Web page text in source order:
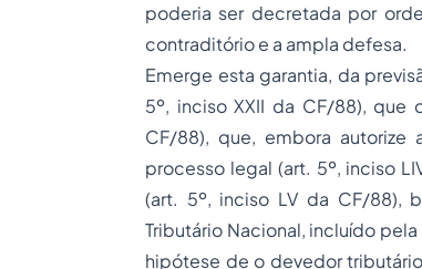
poderia ser decretada por
contraditório e a ampla defesa.
Emerge esta garantia, da
5º, inciso XXII da CF/88), que
CF/88), que, embora
processo legal (art. 5º, inciso
(art. 5º, inciso LV da CF/88),
Tributário Nacional, incluído
hipótese de o devedor